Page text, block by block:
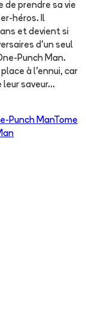
de prendre sa vie
héros. Il
et devient si
d'un seul
Punch Man.
à l'ennui, car
saveur...
Punch ManTome